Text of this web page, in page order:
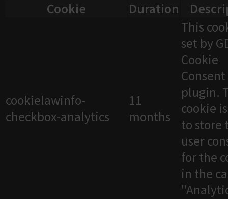
Cookie
Duration
cookielawinfo-
checkbox-analytics
11
months
This
set by
Cookie
Consent
plugin.
cookie
to store
user
for the
in the